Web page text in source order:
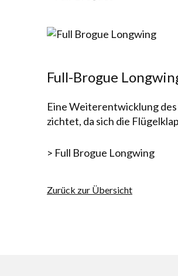
Full-Brogue
Eine Weiterentwicklung
zichtet, da sich die
> Full Brogue Longwing
Zurück zur Übersicht